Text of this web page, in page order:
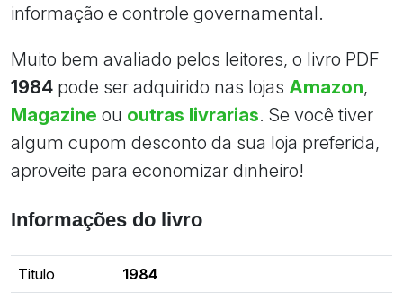
informação e controle governamental.
Muito bem avaliado pelos leitores, o livro PDF
1984 pode ser adquirido nas lojas Amazon,
Magazine ou outras livrarias. Se você tiver
algum cupom desconto da sua loja preferida,
aproveite para economizar dinheiro!
Informações do livro
Titulo 1984